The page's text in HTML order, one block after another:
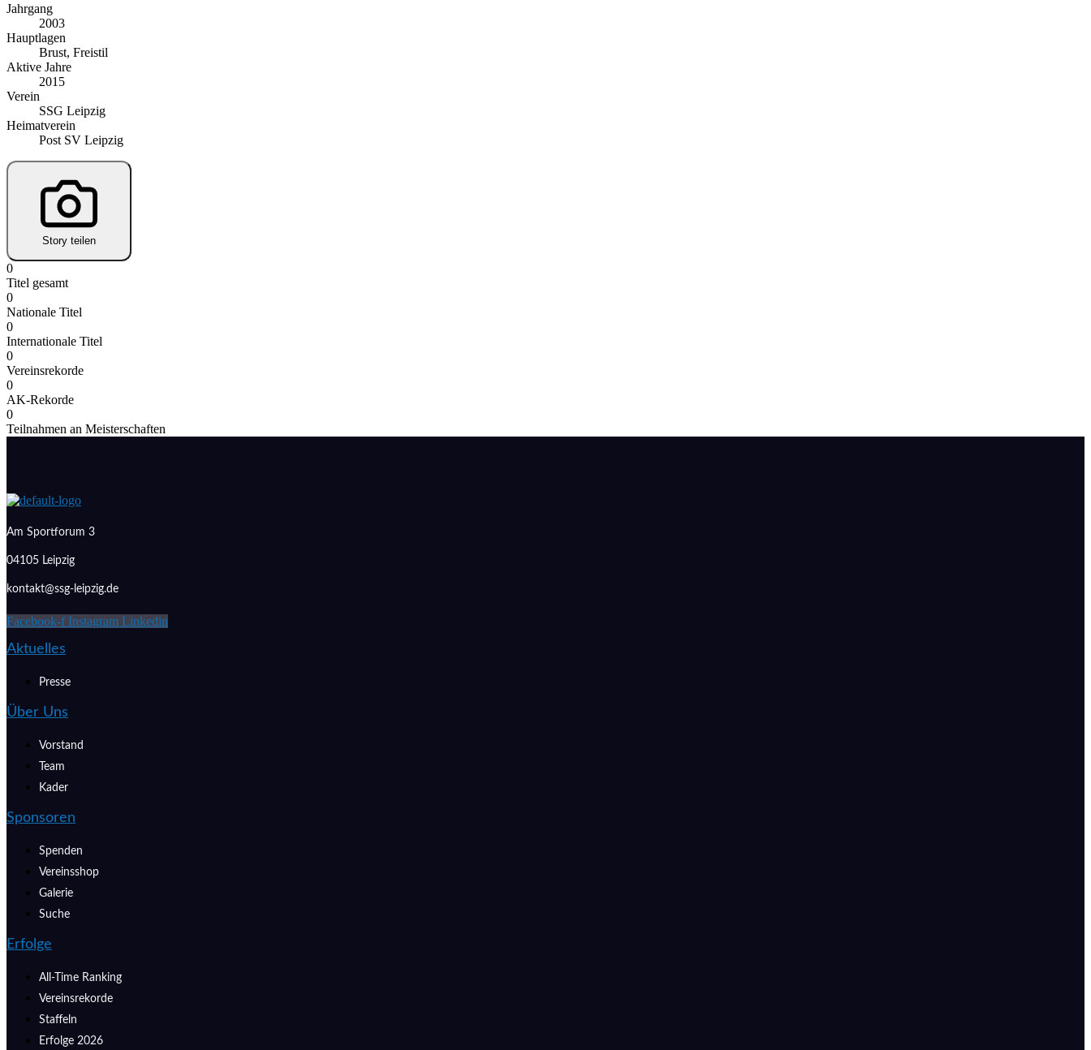
Jahrgang
2003
Hauptlagen
Brust, Freistil
Aktive Jahre
2015
Verein
SSG Leipzig
Heimatverein
Post SV Leipzig
Story teilen
0
Titel gesamt
0
Nationale Titel
0
Internationale Titel
0
Vereinsrekorde
0
AK-Rekorde
0
Teilnahmen an Meisterschaften
Am Sportforum 3
04105 Leipzig
kontakt@ssg-leipzig.de
Facebook-f Instagram Linkedin
Aktuelles
Presse
Über Uns
Vorstand
Team
Kader
Sponsoren
Spenden
Vereinsshop
Galerie
Suche
Erfolge
All-Time Ranking
Vereinsrekorde
Staffeln
Erfolge 2026